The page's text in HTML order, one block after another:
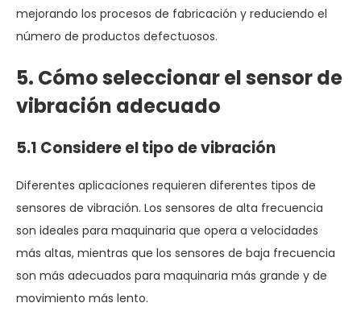
mejorando los procesos de fabricación y reduciendo el
número de productos defectuosos.
5. Cómo seleccionar el sensor de
vibración adecuado
5.1 Considere el tipo de vibración
Diferentes aplicaciones requieren diferentes tipos de
sensores de vibración. Los sensores de alta frecuencia
son ideales para maquinaria que opera a velocidades
más altas, mientras que los sensores de baja frecuencia
son más adecuados para maquinaria más grande y de
movimiento más lento.